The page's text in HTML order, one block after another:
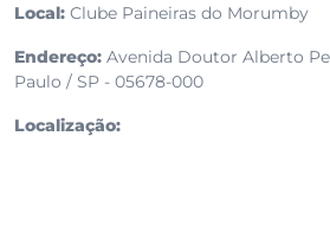
Local: Clube Paineiras do Morumby
Endereço: Avenida Doutor Alberto
Paulo / SP - 05678-000
Localização: